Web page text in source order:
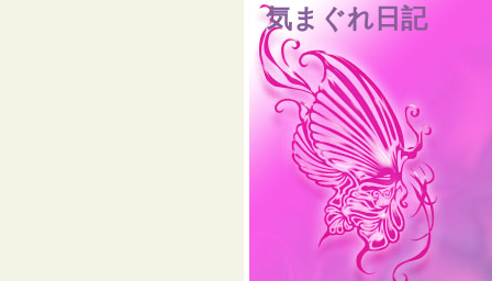
気まぐれ日記